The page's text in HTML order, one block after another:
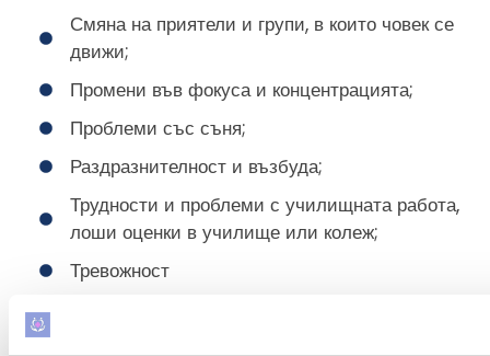
Смяна на приятели и групи, в които човек се
движи;
Промени във фокуса и концентрацията;
Проблеми със съня;
Раздразнителност и възбуда;
Трудности и проблеми с училищната работа,
лоши оценки в училище или колеж;
Тревожност